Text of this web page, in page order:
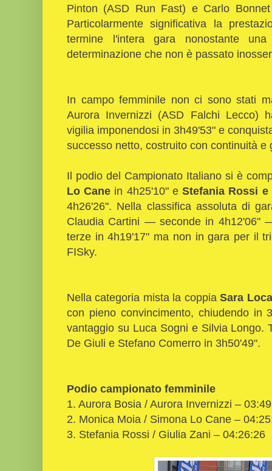
Pinton (ASD Run Fast) e Carlo
Particolarmente significativa la
termine l'intera gara nonostante
determinazione che non è passato
In campo femminile non ci sono stati
Aurora Invernizzi (ASD Falchi Lecco)
vigilia imponendosi in 3h49'53" e
successo netto, costruito con continuità
Il podio del Campionato Italiano si è
Lo Cane in 4h25'10" eStefania Rossi
4h26'26". Nella classifica assoluta di
Claudia Cartini — seconde in 4h12'06"
terze in 4h19'17" ma non in gara per il
FISky.
Nella categoria mista la coppiaSara
con pieno convincimento, chiudendo in
vantaggio su Luca Sogni e Silvia Longo.
De Giuli e Stefano Comerro in 3h50'49".
Podio campionato femminile
1. Aurora Bosia / Aurora Invernizzi –
2. Monica Moia / Simona Lo Cane –
3. Stefania Rossi / Giulia Zani – 04:26:26